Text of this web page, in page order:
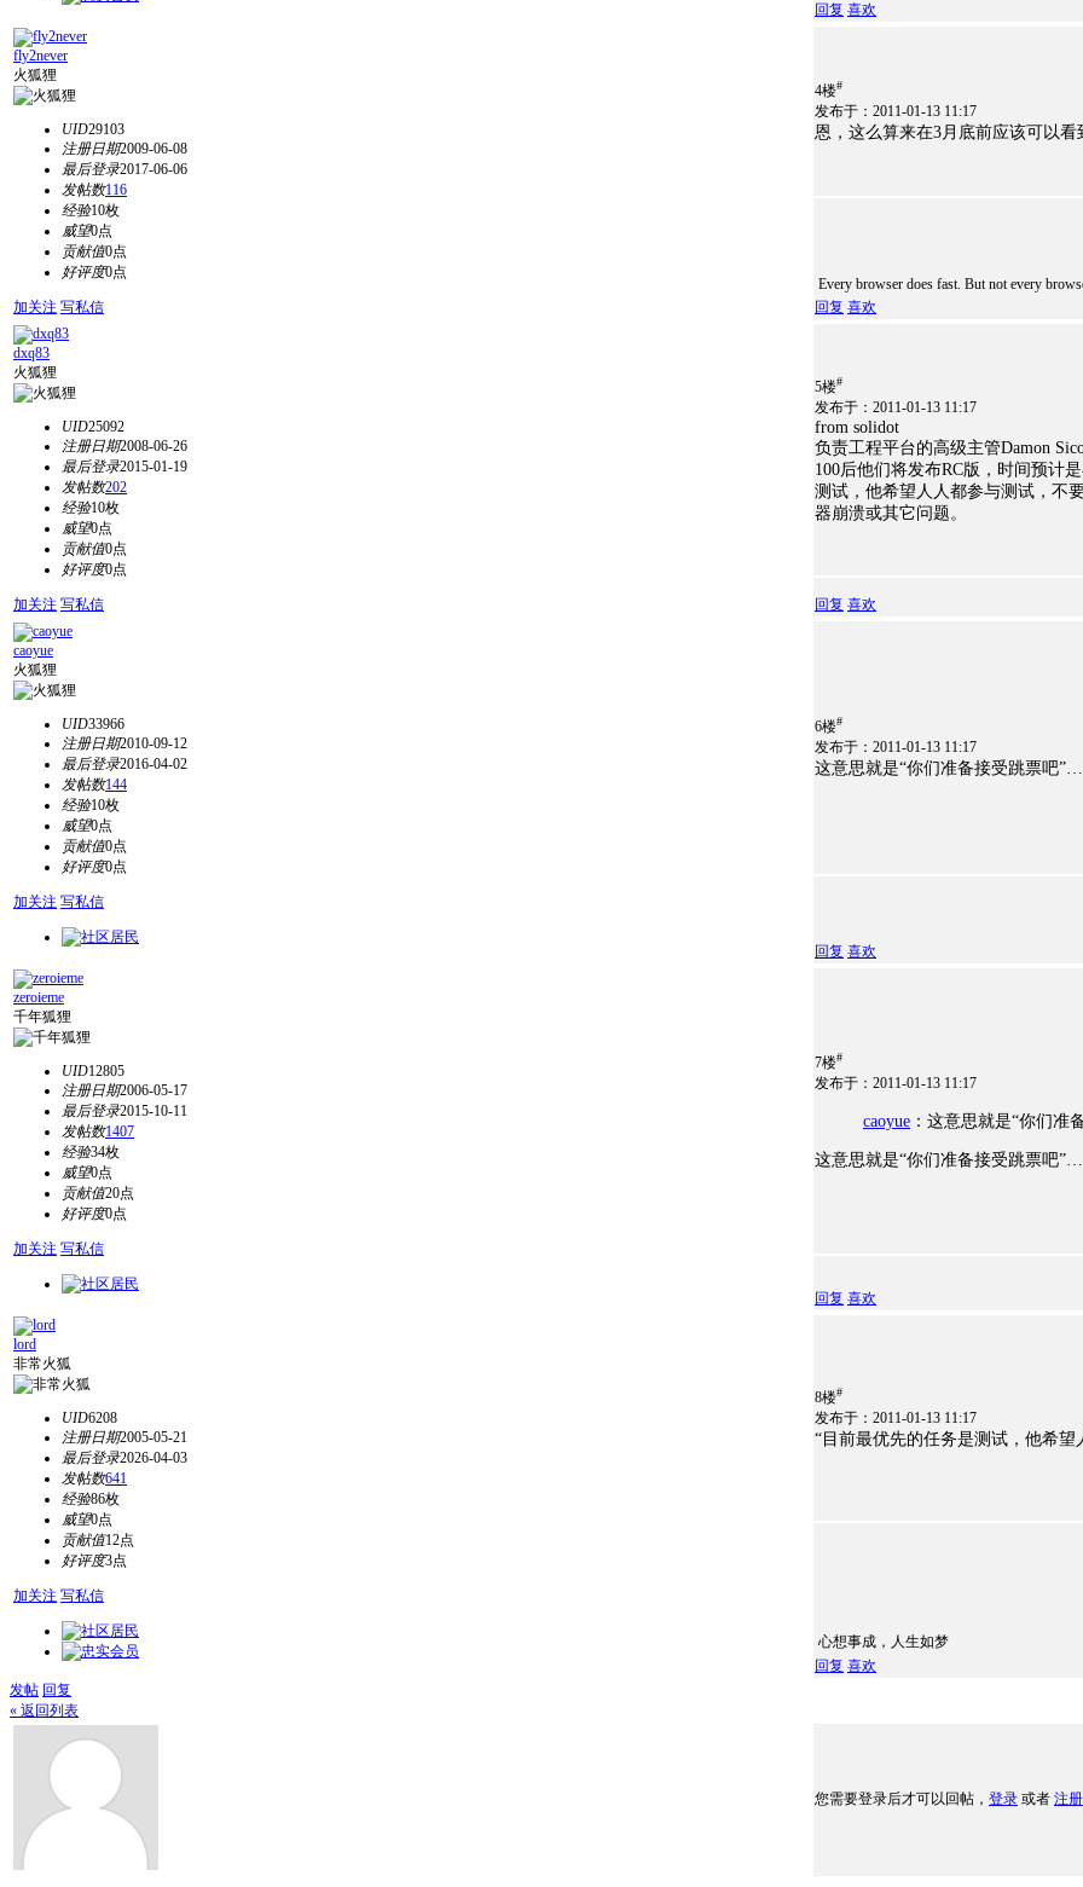
回复 喜欢
fly2never
火狐狸
UID29103
注册日期2009-06-08
最后登录2017-06-06
发帖数116
经验10枚
威望0点
贡献值0点
好评度0点
加关注 写私信
4楼#
发布于：2011-01-13 11:17
恩，这么算来在3月底前应该可以看
Every browser does fast. But not every
回复 喜欢
dxq83
火狐狸
UID25092
注册日期2008-06-26
最后登录2015-01-19
发帖数202
经验10枚
威望0点
贡献值0点
好评度0点
加关注 写私信
5楼#
发布于：2011-01-13 11:17
from solidot
负责工程平台的高级主管Damon
100后他们将发布RC版，时间预计
测试，他希望人人都参与测试，不
器崩溃或其它问题。
回复 喜欢
caoyue
火狐狸
UID33966
注册日期2010-09-12
最后登录2016-04-02
发帖数144
经验10枚
威望0点
贡献值0点
好评度0点
加关注 写私信
6楼#
发布于：2011-01-13 11:17
这意思就是“你们准备接受跳票吧
回复 喜欢
zeroieme
千年狐狸
UID12805
注册日期2006-05-17
最后登录2015-10-11
发帖数1407
经验34枚
威望0点
贡献值20点
好评度0点
加关注 写私信
7楼#
发布于：2011-01-13 11:17
caoyue ：这意思就是“你们
这意思就是“你们准备接受跳票吧
回复 喜欢
lord
非常火狐
UID6208
注册日期2005-05-21
最后登录2026-04-03
发帖数641
经验86枚
威望0点
贡献值12点
好评度3点
加关注 写私信
8楼#
发布于：2011-01-13 11:17
“目前最优先的任务是测试，他希望
心想事成，人生如梦
回复 喜欢
发帖 回复
« 返回列表
您需要登录后才可以回帖， 登录 或者 注册